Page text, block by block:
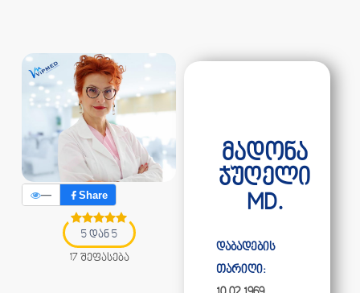
— Share
5 დან 5
17 შეფასება
მადონა
ჯუღელი
MD.
დაბადების
თარიღი: